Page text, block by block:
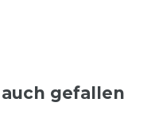
gefallen